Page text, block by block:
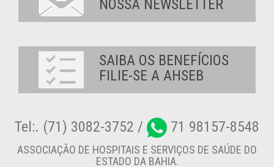
NOSSA NEWSLETTER
SAIBA OS BENEFÍCIOS
FILIE-SE A AHSEB
Tel:. (71) 3082-3752 / 71 98157-8548
ASSOCIAÇÃO DE HOSPITAIS E SERVIÇOS DE SAÚDE DO
ESTADO DA BAHIA.